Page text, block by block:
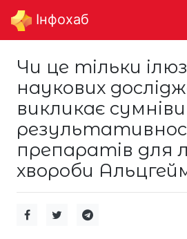
Інфохаб
Чи це тільки
наукових
викликає
препаратів для
хвороби